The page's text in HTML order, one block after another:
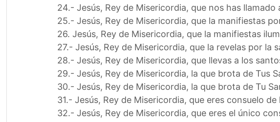
24.- Jesús, Rey de Misericordia, que nos has llamado
25.- Jesús, Rey de Misericordia, que la manifiestas
26. Jesús, Rey de Misericordia, que la manifiestas
27.- Jesús, Rey de Misericordia, que la revelas por la
28.- Jesús, Rey de Misericordia, que llevas a los
29.- Jesús, Rey de Misericordia, la que brota de Tus
30.- Jesús, Rey de Misericordia, la que brota de Tu
31.- Jesús, Rey de Misericordia, que eres consuelo
32.- Jesús, Rey de Misericordia, que eres el único